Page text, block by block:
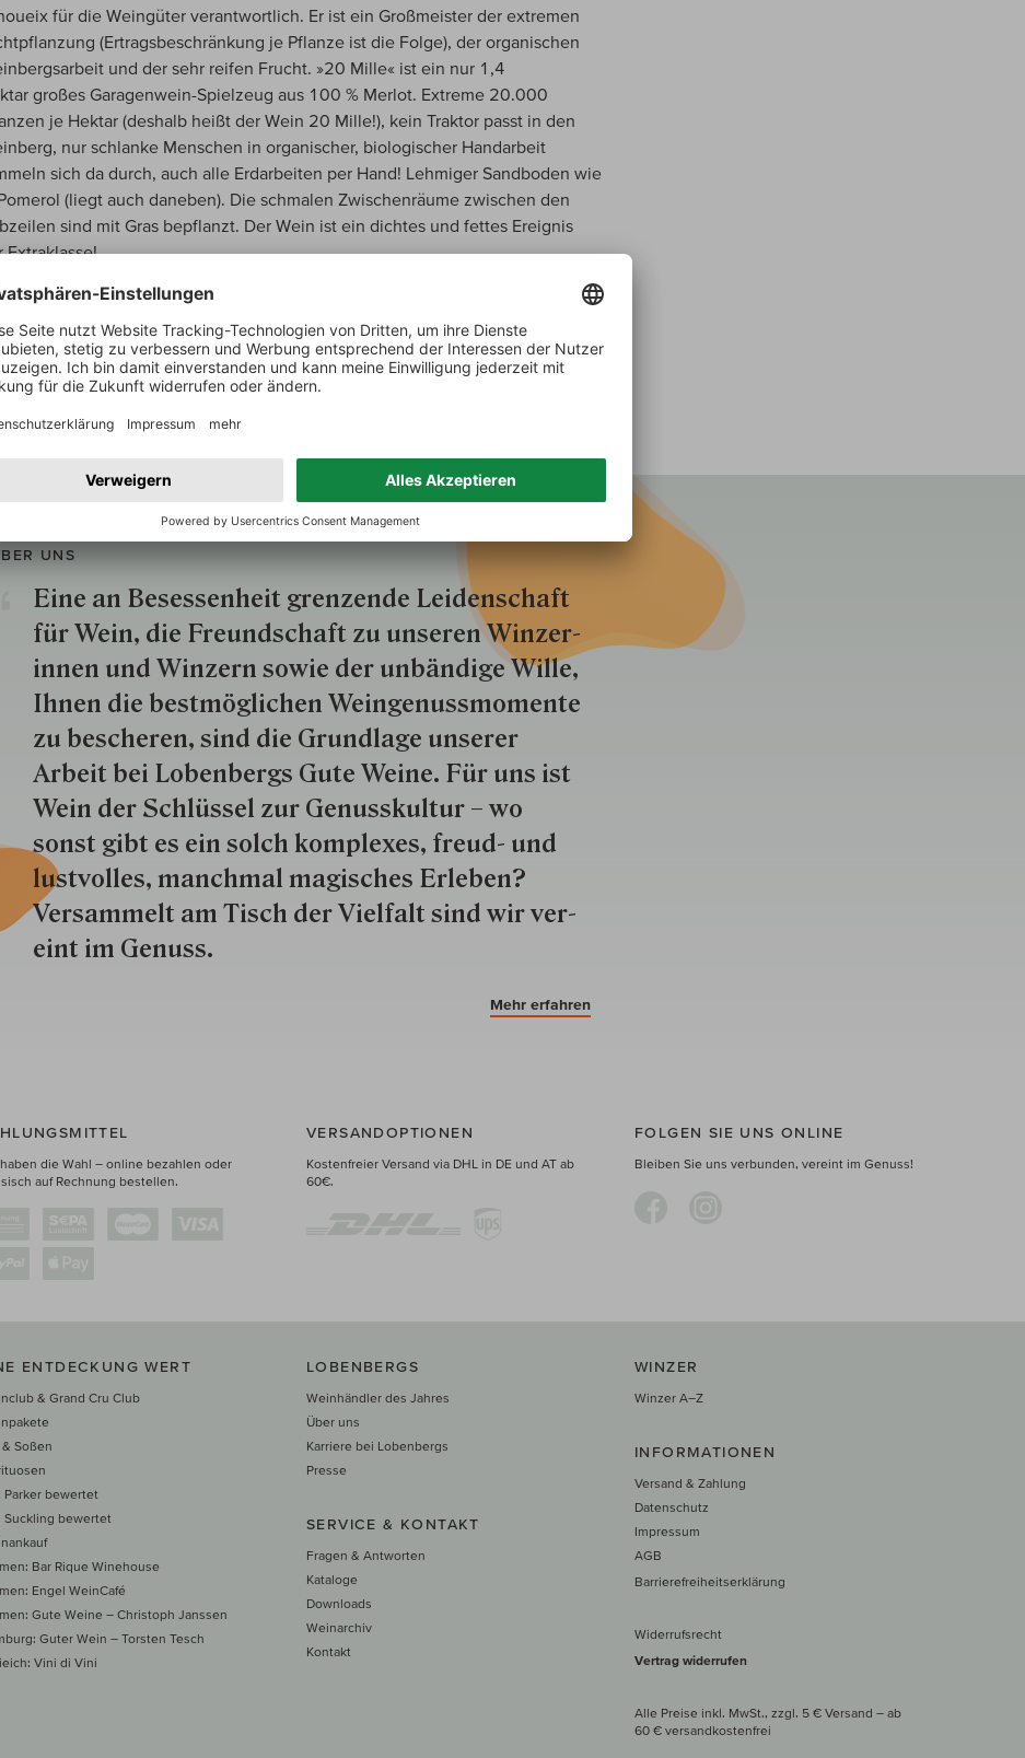
für die Weingüter verantwortlich. Er ist ein Großmeister der extremen
(Ertragsbeschränkung je Pflanze ist die Folge), der organischen
und der sehr reifen Frucht. »20 Mille« ist ein nur 1,4
großes Garagenwein-Spielzeug aus 100 % Merlot. Extreme 20.000
je Hektar (deshalb heißt der Wein 20 Mille!), kein Traktor passt in den
nur schlanke Menschen in organischer, biologischer Handarbeit
sich da durch, auch alle Erdarbeiten per Hand! Lehmiger Sandboden wie
(liegt auch daneben). Die schmalen Zwischenräume zwischen den
sind mit Gras bepflanzt. Der Wein ist ein dichtes und fettes Ereignis
Extraklasse!
UNS
Eine an Besessenheit gren­zende Lei­den­schaft
für Wein, die Freund­schaft zu unseren Win­zer­
innen und Win­zern so­wie der un­bän­dige Wille,
Ihnen die best­mög­lich­en Wein­genuss­momente
zu besche­ren, sind die Grund­lage unserer
Arbeit bei Lobenbergs Gute Weine. Für uns ist
Wein der Schlüs­sel zur Genuss­kultur – wo
sonst gibt es ein solch kom­plexes, freud- und
lustvolles, manchmal ma­gisch­es Er­le­ben?
Versammelt am Tisch der Vielfalt sind wir ver­
eint im Genuss.
Mehr erfahren
die Wahl – online bezahlen oder
auf Rechnung bestellen.
VERSANDOPTIONEN
Kostenfreier Versand via DHL in DE und AT ab
60€.
FOLGEN SIE UNS ONLINE
Bleiben Sie uns verbunden, vereint im Genuss!
ENTDECKUNG WERT
& Grand Cru Club
Soßen
Parker bewertet
Suckling bewertet
Bar Rique Winehouse
Engel WeinCafé
Gute Weine – Christoph Janssen
Guter Wein – Torsten Tesch
Vini di Vini
LOBENBERGS
Weinhändler des Jahres
Über uns
Karriere bei Lobenbergs
Presse
SERVICE & KONTAKT
Fragen & Antworten
Kataloge
Downloads
Weinarchiv
Kontakt
WINZER
Winzer A–Z
INFORMATIONEN
Versand & Zahlung
Datenschutz
Impressum
AGB
Barrierefreiheitserklärung
Widerrufsrecht
Vertrag widerrufen
Alle Preise inkl. MwSt., zzgl. 5 € Versand – ab
60 € versand­kosten­frei